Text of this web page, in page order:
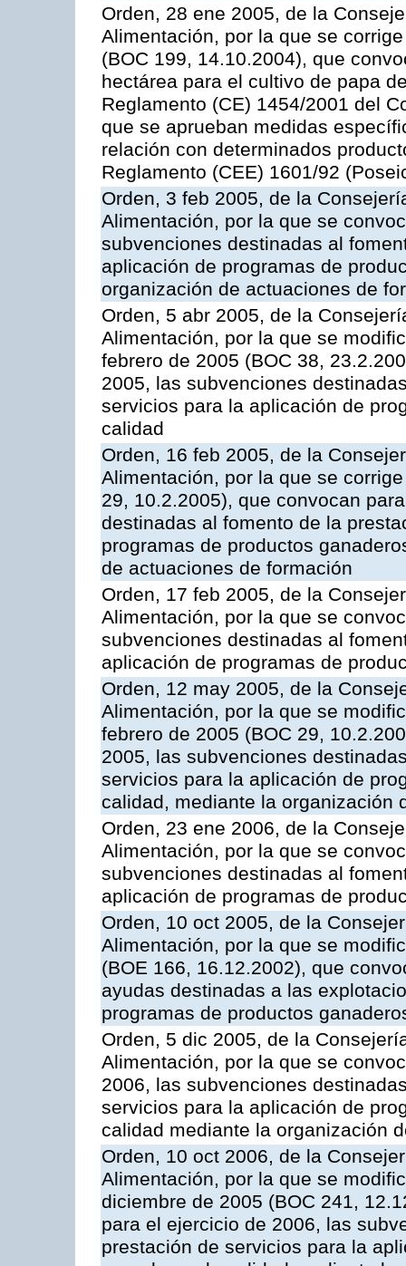
Orden, 28 ene 2005, de la
Alimentación, por la que se
(BOC 199, 14.10.2004), que
hectárea para el cultivo de papa
Reglamento (CE) 1454/2001 del
que se aprueban medidas
relación con determinados
Reglamento (CEE) 1601/92
Orden, 3 feb 2005, de la
Alimentación, por la que se
subvenciones destinadas al
aplicación de programas de
organización de actuaciones de
Orden, 5 abr 2005, de la
Alimentación, por la que se
febrero de 2005 (BOC 38,
2005, las subvenciones
servicios para la aplicación de
calidad
Orden, 16 feb 2005, de la
Alimentación, por la que se
29, 10.2.2005), que convocan
destinadas al fomento de la
programas de productos
de actuaciones de formación
Orden, 17 feb 2005, de la
Alimentación, por la que se
subvenciones destinadas al
aplicación de programas de
Orden, 12 may 2005, de la
Alimentación, por la que se
febrero de 2005 (BOC 29,
2005, las subvenciones
servicios para la aplicación de
calidad, mediante la organización
Orden, 23 ene 2006, de la
Alimentación, por la que se
subvenciones destinadas al
aplicación de programas de
Orden, 10 oct 2005, de la
Alimentación, por la que se
(BOE 166, 16.12.2002), que
ayudas destinadas a las
programas de productos
Orden, 5 dic 2005, de la
Alimentación, por la que se
2006, las subvenciones
servicios para la aplicación de
calidad mediante la organización
Orden, 10 oct 2006, de la
Alimentación, por la que se
diciembre de 2005 (BOC 241,
para el ejercicio de 2006, las
prestación de servicios para la